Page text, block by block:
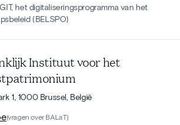
het digitaliseringsprogramma van het
(BELSPO)
Instituut voor het
1, 1000 Brussel, België
(vragen over BALaT)